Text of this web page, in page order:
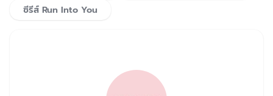
ซีรีส์ Run Into You